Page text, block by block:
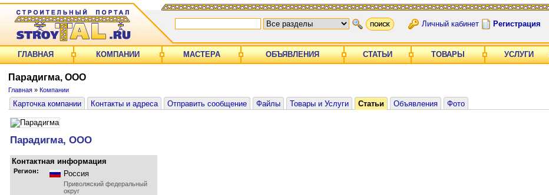
Личный кабинет Регистрация
ГЛАВНАЯ КОМПАНИИ МАСТЕРА ОБЪЯВЛЕНИЯ СТАТЬИ ТОВАРЫ УСЛУГИ
Парадигма, ООО
Главная» Компании
Карточка компании Контакты и адреса Отправить сообщение Файлы Товары и Услуги Статьи Объявления Фото
Парадигма, ООО
Контактная информация
Регион: Россия
Приволжский федеральный
округ